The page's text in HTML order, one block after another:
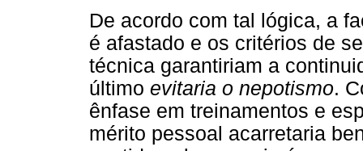
De acordo com tal lógica, a
é afastado e os critérios de
técnica garantiriam a
último evitaria o nepotismo.
ênfase em treinamentos e
mérito pessoal acarretaria